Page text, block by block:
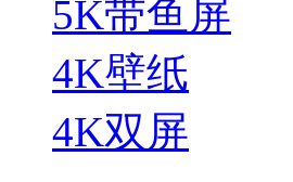
5K带鱼屏
4K壁纸
4K双屏